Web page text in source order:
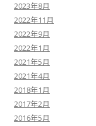
2023年8月
2022年11月
2022年9月
2022年1月
2021年5月
2021年4月
2018年1月
2017年2月
2016年5月